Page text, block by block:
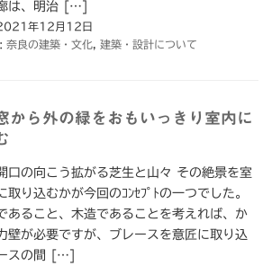
は、明治 […]
年12月12日
奈良の建築・文化 建築・設計について
から外の緑をおもいっきり室内に
口の向こう拡がる芝生と山々 その絶景を室
取り込むかが今回のｺﾝｾﾌﾟﾄの一つでした。
あること、木造であることを考えれば、か
壁が必要ですが、ブレースを意匠に取り込
スの間 […]